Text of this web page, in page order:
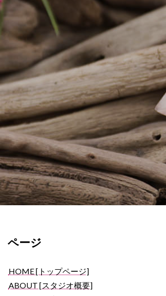
ッ
プ
ページ
HOME [トップページ]
ABOUT [スタジオ概要]